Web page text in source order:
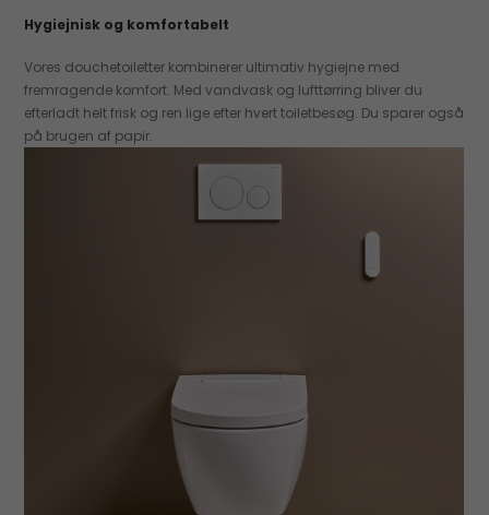
Hygiejnisk og komfortabelt
Vores douchetoiletter kombinerer ultimativ hygiejne med
fremragende komfort. Med vandvask og lufttørring bliver du
efterladt helt frisk og ren lige efter hvert toiletbesøg. Du sparer også
på brugen af papir.